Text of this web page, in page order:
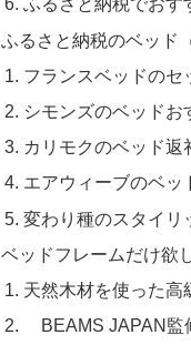
ふるさと納税のベッド
フランスベッドのセ
シモンズのベッドお
カリモクのベッド返
エアウィーブのベッ
変わり種のスタイ
ベッドフレームだけ欲
天然木材を使った高
BEAMS JAPAN監